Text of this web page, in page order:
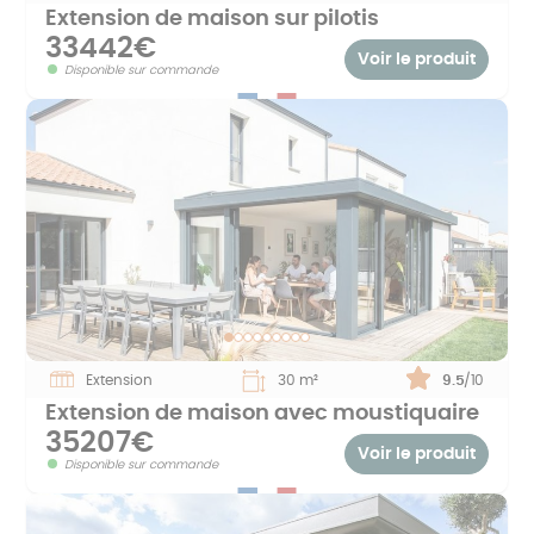
Extension de maison sur pilotis
33442€
Disponible sur commande
Voir le produit
Extension 30 m² Note :
9.5/10
Extension de maison avec moustiquaire
35207€
Disponible sur commande
Voir le produit